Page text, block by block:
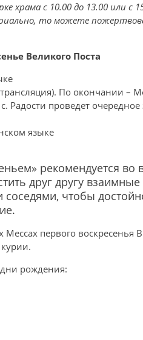
храма с 10.00 до 13.00 или с
то можете
Великого Поста
По окончании –
Радости проведет очередное
языке
рекомендуется во
друг другу
чтобы
первого воскресенья
рождения: